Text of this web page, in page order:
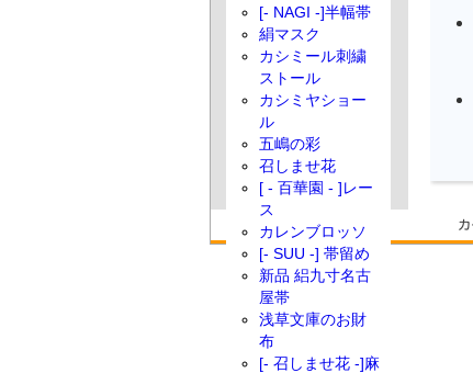
[- NAGI -]半幅帯
絹マスク
カシミール刺繍
ストール
カシミヤショー
ル
五嶋の彩
召しませ花
[ - 百華園 - ]レー
ス
カレンブロッソ
[- SUU -] 帯留め
新品 絽九寸名古
屋帯
浅草文庫のお財
布
[- 召しませ花 -]麻